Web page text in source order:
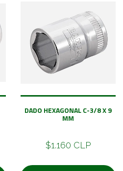
DADO HEXAGONAL C-3/8 X 9
MM
$1.160 CLP